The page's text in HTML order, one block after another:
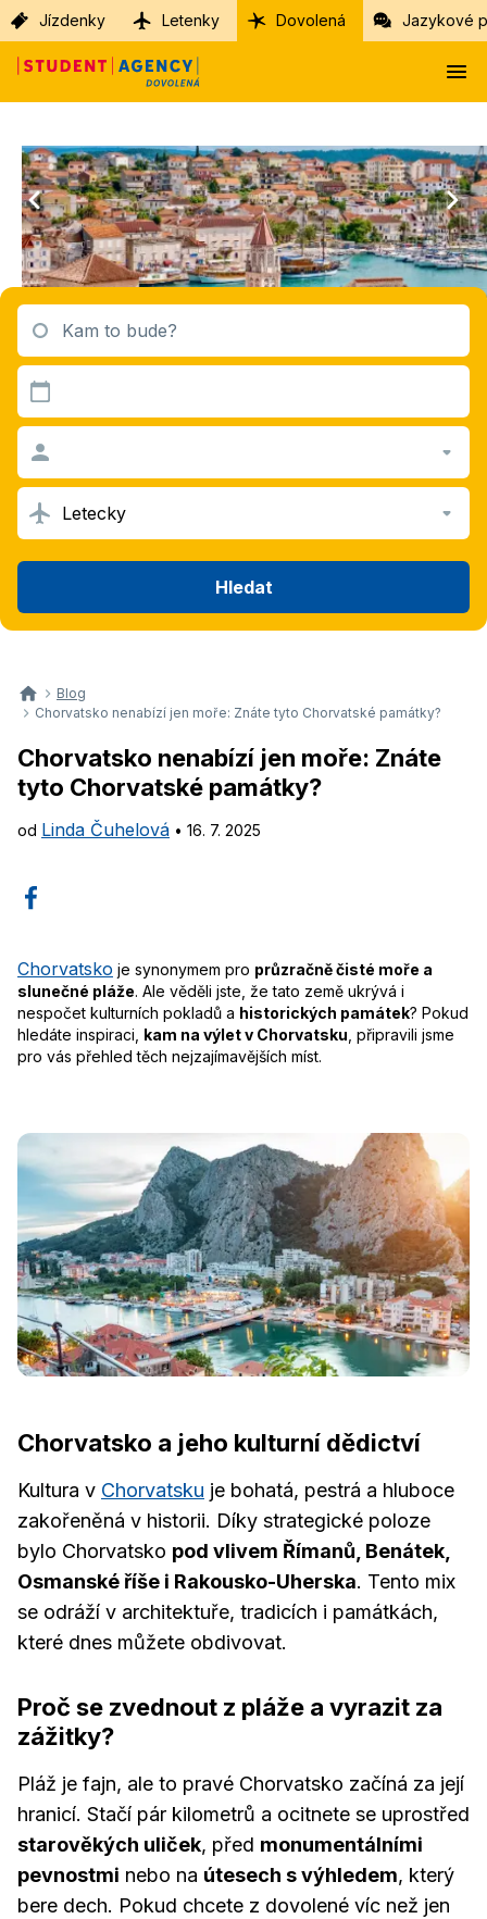
Jízdenky Letenky Dovolená Jazykové
Kam to bude?
Letecky
Hledat
Blog
Chorvatsko nenabízí jen moře: Znáte tyto Chorvatské památky?
Chorvatsko nenabízí jen moře: Znáte
tyto Chorvatské památky?
od Linda Čuhelová • 16. 7. 2025
Chorvatsko je synonymem pro průzračně čisté moře a
slunečné pláže. Ale věděli jste, že tato země ukrývá i
nespočet kulturních pokladů a historických památek? Pokud
hledáte inspiraci, kam na výlet v Chorvatsku , připravili jsme
pro vás přehled těch nejzajímavějších míst.
Chorvatsko a jeho kulturní dědictví
Kultura v Chorvatsku je bohatá, pestrá a hluboce
zakořeněná v historii. Díky strategické poloze
bylo Chorvatsko pod vlivem Římanů, Benátek,
Osmanské říše i Rakousko-Uherska. Tento mix
se odráží v architektuře, tradicích i památkách,
které dnes můžete obdivovat.
Proč se zvednout z pláže a vyrazit za
zážitky?
Pláž je fajn, ale to pravé Chorvatsko začíná za její
hranicí. Stačí pár kilometrů a ocitnete se uprostřed
starověkých uliček, před monumentálními
pevnostmi nebo na útesech s výhledem, který
bere dech. Pokud chcete z dovolené víc než jen